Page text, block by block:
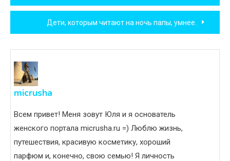
по
записям
Дети, которым читают на ночь папы, умнее.
micrusha
Всем привет! Меня зовут Юля и я основатель
женского портала micrusha.ru =) Люблю жизнь,
путешествия, красивую косметику, хороший
парфюм и, конечно, свою семью! Я личность